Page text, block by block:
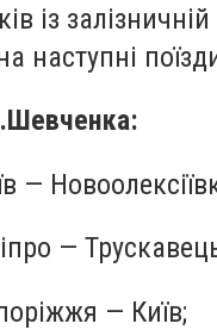
із
наступні
—
—
— Київ;